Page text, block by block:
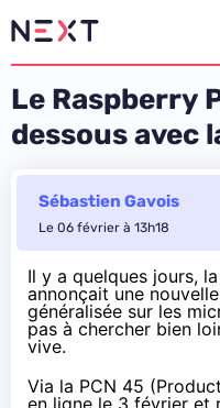
Le Raspberry
dessous avec
Sébastien Gavois
Le 06 février à 13h18
Il y a quelques jours,
annonçait une
généralisée sur les
pas à chercher bien
vive.
Via la PCN 45
en ligne le 3 février et